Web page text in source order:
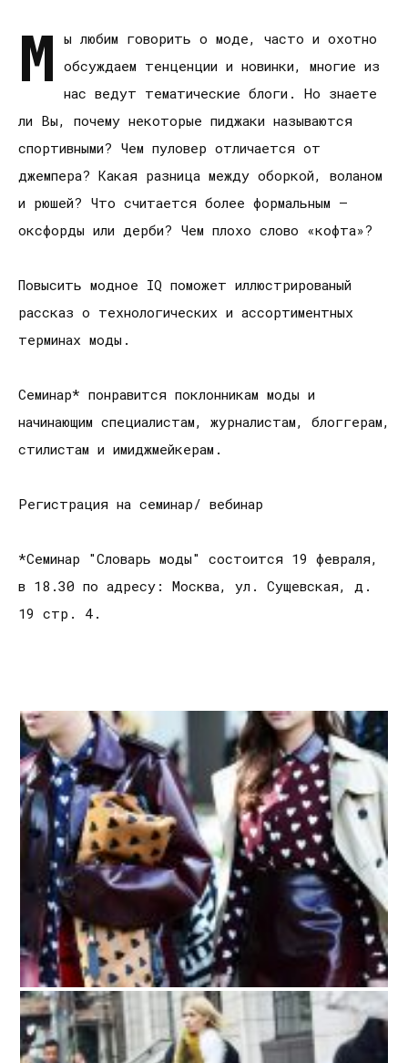
М ы любим говорить о моде, часто и охотно
обсуждаем тенценции и новинки, многие из
нас ведут тематические блоги. Но знаете
ли Вы, почему некоторые пиджаки называются
спортивными? Чем пуловер отличается от
джемпера? Какая разница между оборкой, воланом
и рюшей? Что считается более формальным –
оксфорды или дерби? Чем плохо слово «кофта»?
Повысить модное IQ поможет иллюстрированый
рассказ о технологических и ассортиментных
терминах моды.
Семинар* понравится поклонникам моды и
начинающим специалистам, журналистам, блоггерам,
стилистам и имиджмейкерам.
Регистрация на семинар/ вебинар
*Семинар "Словарь моды" состоится 19 февраля,
в 18.30 по адресу: Москва, ул. Сущевская, д.
19 стр. 4.